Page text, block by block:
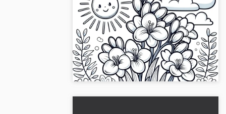
Vapaat iirikset auringossa ja
pilvissä: Värityskuva
ladattavissa ilmaiseksi
Elävöitä päiväsi freesioilla auringossa,
ympäröitynä pilvillä. Lataa ilmainen
värityskuva ja väritä se. Hanki kuva nyt!...